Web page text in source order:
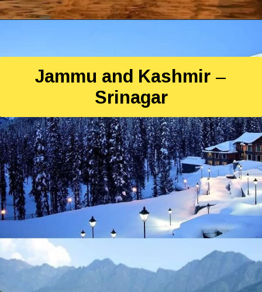
Jammu and Kashmir –
Srinagar